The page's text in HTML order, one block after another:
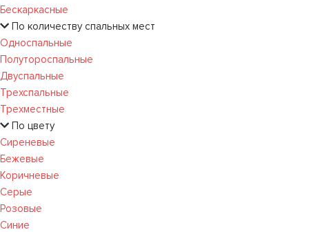
Бескаркасные
По количеству спальных мест
Односпальные
Полутороспальные
Двуспальные
Трехспальные
Трехместные
По цвету
Сиреневые
Бежевые
Коричневые
Серые
Розовые
Синие